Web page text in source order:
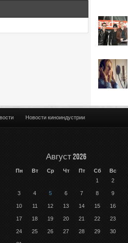
Новости киноиндустрии
Август 2026
Пн Вт Ср Чт Пт Сб
Вс
1
2
3 4 5 6 7 8 9
10 11 12 13 14 15 16
17 18 19 20 21 22 23
24 25 26 27 28 29 30